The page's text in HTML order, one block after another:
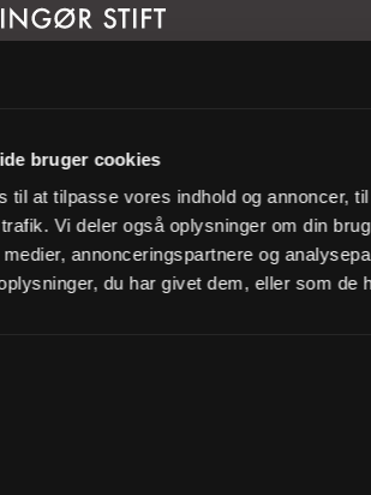
bruger cookies
til at tilpasse vores indhold og annoncer,
Vi deler også oplysninger om din
annonceringspartnere og
du har givet dem, eller som de